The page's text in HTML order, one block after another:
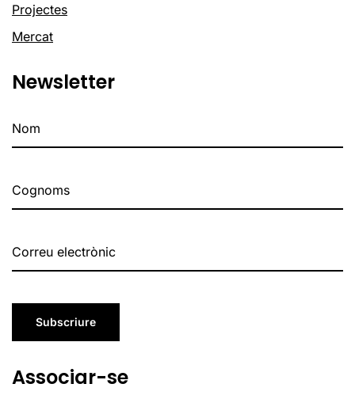
Projectes
Mercat
Newsletter
Subscriure
Associar-se